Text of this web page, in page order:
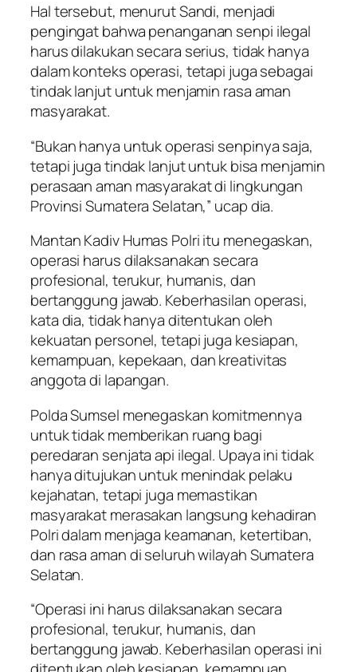
Hal tersebut, menurut Sandi, menjadi
pengingat bahwa penanganan senpi ilegal
harus dilakukan secara serius, tidak hanya
dalam konteks operasi, tetapi juga sebagai
tindak lanjut untuk menjamin rasa aman
masyarakat.
“Bukan hanya untuk operasi senpinya saja,
tetapi juga tindak lanjut untuk bisa menjamin
perasaan aman masyarakat di lingkungan
Provinsi Sumatera Selatan,” ucap dia.
Mantan Kadiv Humas Polri itu menegaskan,
operasi harus dilaksanakan secara
profesional, terukur, humanis, dan
bertanggung jawab. Keberhasilan operasi,
kata dia, tidak hanya ditentukan oleh
kekuatan personel, tetapi juga kesiapan,
kemampuan, kepekaan, dan kreativitas
anggota di lapangan.
Polda Sumsel menegaskan komitmennya
untuk tidak memberikan ruang bagi
peredaran senjata api ilegal. Upaya ini tidak
hanya ditujukan untuk menindak pelaku
kejahatan, tetapi juga memastikan
masyarakat merasakan langsung kehadiran
Polri dalam menjaga keamanan, ketertiban,
dan rasa aman di seluruh wilayah Sumatera
Selatan.
“Operasi ini harus dilaksanakan secara
profesional, terukur, humanis, dan
bertanggung jawab. Keberhasilan operasi ini